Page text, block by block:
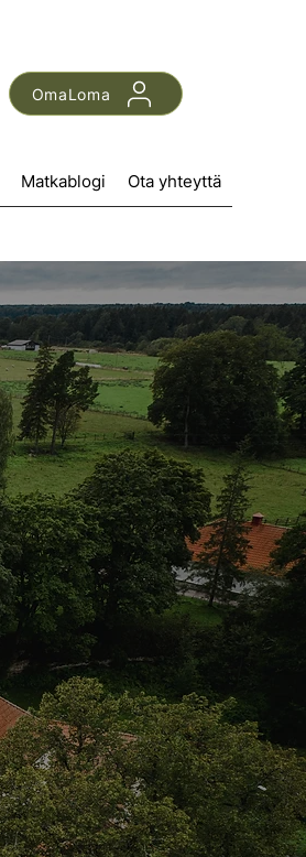
OmaLoma
Matkablogi Ota yhteyttä